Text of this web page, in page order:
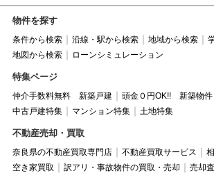
物件を探す
条件から検索 沿線・駅から検索 地域から検索
地図から検索
ローンシミュレーション
特集ページ
仲介手数料無料 新築戸建 頭金０円OK!! 新築物件
中古戸建特集
マンション特集 土地特集
不動産売却・買取
奈良県の不動産買取専門店 不動産買取サービス
空き家買取
訳アリ・事故物件の買取・売却
売却